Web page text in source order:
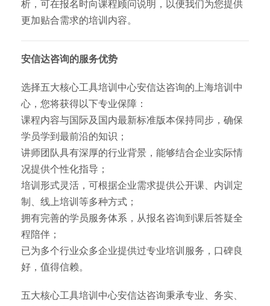
析，可在报名时向课程顾问说明，以便我们为您提供
更加贴合需求的培训内容。
安信达咨询的服务优势
选择五大核心工具培训中心安信达咨询的上海培训中
心，您将获得以下专业保障：
课程内容与国际及国内最新标准版本保持同步，确保
学员学到最前沿的知识；
讲师团队具有深厚的行业背景，能够结合企业实际情
况提供个性化指导；
培训形式灵活，可根据企业需求提供公开课、内训定
制、线上培训等多种方式；
拥有完善的学员服务体系，从报名咨询到课后答疑全
程陪伴；
已为多个行业众多企业提供过专业培训服务，口碑良
好，值得信赖。
五大核心工具培训中心安信达咨询秉承专业、务实、